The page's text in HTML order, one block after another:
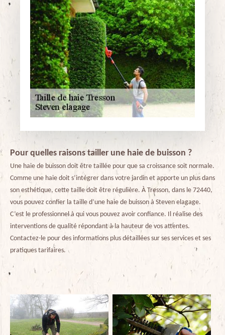
Pour quelles raisons tailler une haie de buisson ?
Une haie de buisson doit être taillée pour que sa croissance soit normale.
Comme une haie doit s’intégrer dans votre jardin et apporte un plus dans
son esthétique, cette taille doit être régulière. À Tresson, dans le 72440,
vous pouvez confier la taille d’une haie de buisson à Steven elagage.
C’est le professionnel à qui vous pouvez avoir confiance. Il réalise des
interventions de qualité répondant à la hauteur de vos attentes.
Contactez-le pour des informations plus détaillées sur ses services et ses
pratiques tarifaires.